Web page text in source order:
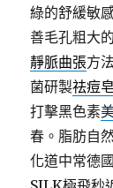
綠的舒緩敏
善毛孔粗大
靜脈曲張方
菌研製祛痘皂
打擊黑色素
春。脂肪自
化道中常德